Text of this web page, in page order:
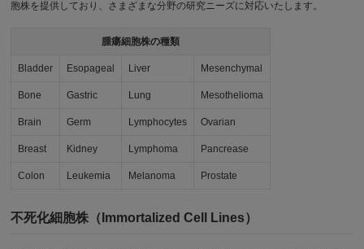
胞株を提供しており、さまざまな分野の研究ニーズに対応いたします。
腫瘍細胞株の種類
Bladder Esopageal Liver Mesenchymal
Bone Gastric Lung Mesothelioma
Brain Germ Lymphocytes Ovarian
Breast Kidney Lymphoma Pancrease
Colon Leukemia Melanoma Prostate
不死化細胞株（Immortalized Cell Lines）